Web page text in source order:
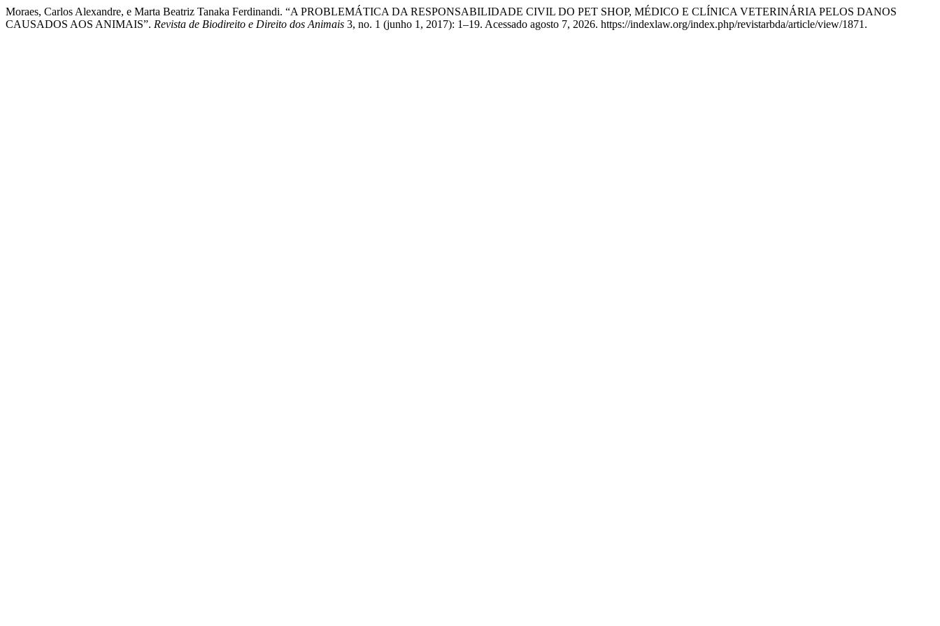
Moraes, Carlos Alexandre, e Marta Beatriz Tanaka Ferdinandi. “A PROBLEMÁTICA DA RESPONSABILIDADE CIVIL DO PET SHOP, MÉDICO E CLÍNICA VETERINÁRIA PELOS DANOS
CAUSADOS AOS ANIMAIS”. Revista de Biodireito e Direito dos Animais 3, no. 1 (junho 1, 2017): 1–19. Acessado agosto 7, 2026. https://indexlaw.org/index.php/revistarbda/article/view/1871.